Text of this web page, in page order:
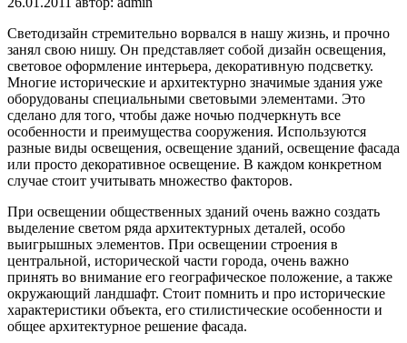
Светодизайн стремительно ворвался в нашу жизнь, и прочно
занял свою нишу. Он представляет собой дизайн освещения,
световое оформление интерьера, декоративную подсветку.
Многие исторические и архитектурно значимые здания уже
оборудованы специальными световыми элементами. Это
сделано для того, чтобы даже ночью подчеркнуть все
особенности и преимущества сооружения. Используются
разные виды освещения, освещение зданий, освещение фасада
или просто декоративное освещение. В каждом конкретном
случае стоит учитывать множество факторов.
При освещении общественных зданий очень важно создать
выделение светом ряда архитектурных деталей, особо
выигрышных элементов. При освещении строения в
центральной, исторической части города, очень важно
принять во внимание его географическое положение, а также
окружающий ландшафт. Стоит помнить и про исторические
характеристики объекта, его стилистические особенности и
общее архитектурное решение фасада.